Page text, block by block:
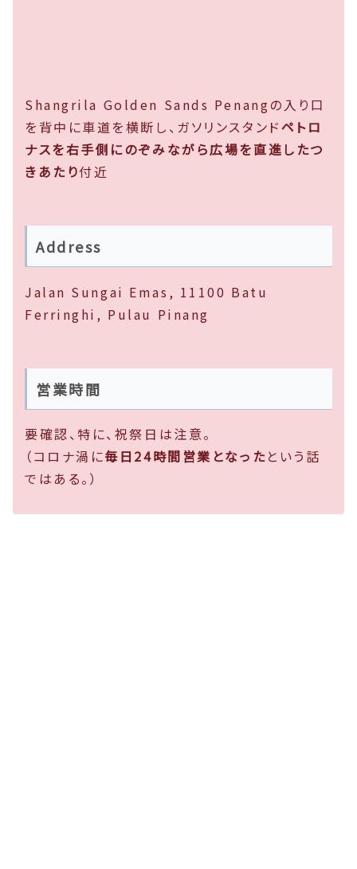
Shangrila Golden Sands Penangの入り口
を背中に車道を横断し、ガソリンスタンドペトロ
ナスを右手側にのぞみながら広場を直進したつ
きあたり付近
Address
Jalan Sungai Emas, 11100 Batu
Ferringhi, Pulau Pinang
営業時間
要確認、特に、祝祭日は注意。
（コロナ渦に毎日24時間営業となったという話
ではある。）